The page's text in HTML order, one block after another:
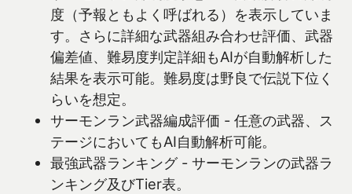
度（予報ともよく呼ばれる）を表示していま
す。さらに詳細な武器組み合わせ評価、武器
偏差値、難易度判定詳細もAIが自動解析した
結果を表示可能。難易度は野良で伝説下位く
らいを想定。
サーモンラン武器編成評価 - 任意の武器、ス
テージにおいてもAI自動解析可能。
最強武器ランキング - サーモンランの武器ラ
ンキング及びTier表。